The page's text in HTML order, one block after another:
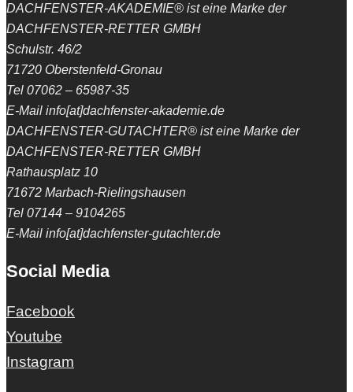
DACHFENSTER-AKADEMIE® ist eine Marke der
DACHFENSTER-RETTER GMBH
Schulstr. 46/2
71720 Oberstenfeld-Gronau
Tel 07062 – 65987-35
E-Mail info[at]dachfenster-akademie.de
DACHFENSTER-GUTACHTER® ist eine Marke der
DACHFENSTER-RETTER GMBH
Rathausplatz 10
71672 Marbach-Rielingshausen
Tel 07144 – 9104265
E-Mail info[at]dachfenster-gutachter.de
Social Media
Facebook
Youtube
Instagram